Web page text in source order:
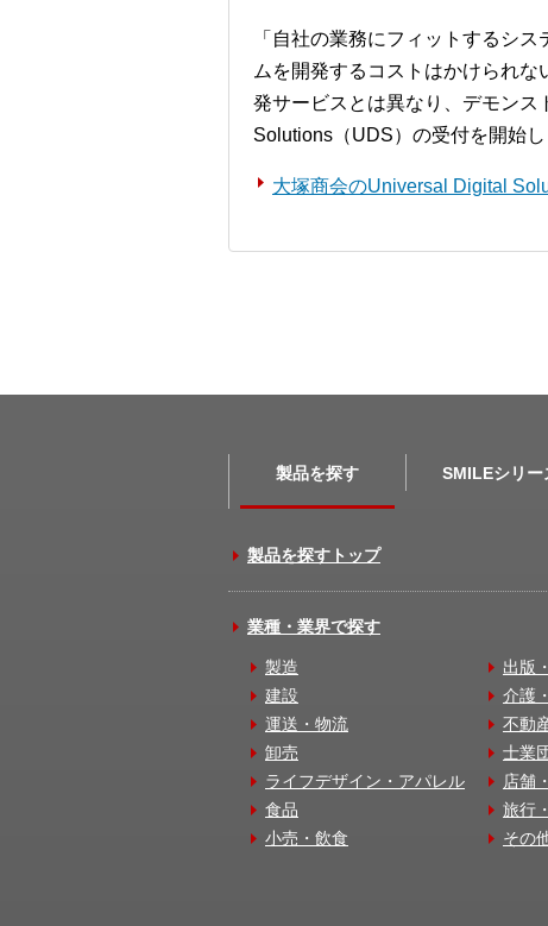
「自社の業務にフィットするシ
ムを開発するコストはかけられ
発サービスとは異なり、デモンス
Solutions（UDS）の受付を開始し
大塚商会のUniversal Digital
製品を探す SMILEシリー
製品を探すトップ
業種・業界で探す
製造
建設
運送・物流
卸売
ライフデザイン・アパレル
食品
小売・飲食
出版
介護
不動
士業
店舗
旅行
その